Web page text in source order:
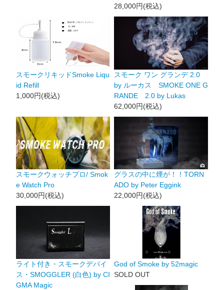
28,000円(税込)
スモークリキッドSmoke Liqu
id Refill
1,000円(税込)
スモーク ワン グランデ 2.0
by ルーカス SMOKE ONE G
RANDE 2.0 by Lukas
62,000円(税込)
スモークウォッチプロ/ Smok
e Watch Pro
30,000円(税込)
グラスの中に煙が！！TORN
ADO by Peter Eggink
22,000円(税込)
ライト付き・スモークデバイ
ス・SMOGGLER (白色) by CI
GMA Magic
God of Smoke by 52magic
SOLD OUT